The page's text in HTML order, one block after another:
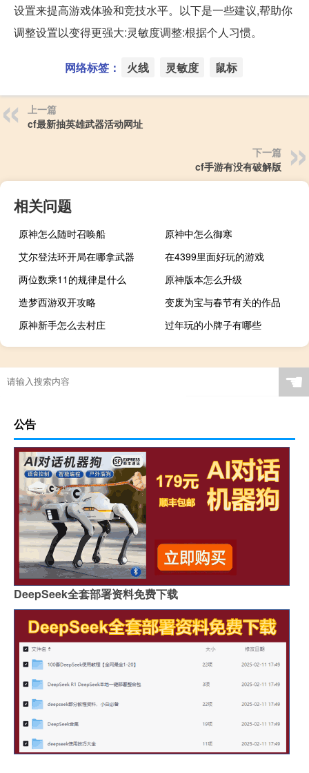
设置来提高游戏体验和竞技水平。以下是一些建议,帮助你
调整设置以变得更强大:灵敏度调整:根据个人习惯。
网络标签： 火线 灵敏度 鼠标
上一篇
cf最新抽英雄武器活动网址
下一篇
cf手游有没有破解版
相关问题
原神怎么随时召唤船
原神中怎么御寒
艾尔登法环开局在哪拿武器
在4399里面好玩的游戏
两位数乘11的规律是什么
原神版本怎么升级
造梦西游双开攻略
变废为宝与春节有关的作品
原神新手怎么去村庄
过年玩的小牌子有哪些
☚
公告
DeepSeek全套部署资料免费下载